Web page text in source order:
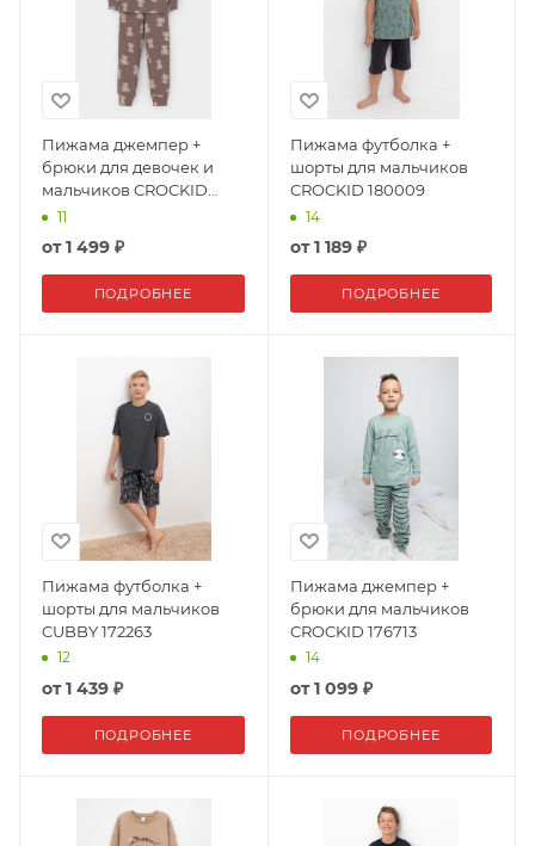
Пижама джемпер +
брюки для девочек и
мальчиков CROCKID
172951
11
от1 499 ₽
ПОДРОБНЕЕ
Пижама футболка +
шорты для мальчиков
CROCKID 180009
14
от1 189 ₽
ПОДРОБНЕЕ
Пижама футболка +
шорты для мальчиков
CUBBY 172263
12
от1 439 ₽
ПОДРОБНЕЕ
Пижама джемпер +
брюки для мальчиков
CROCKID 176713
14
от1 099 ₽
ПОДРОБНЕЕ